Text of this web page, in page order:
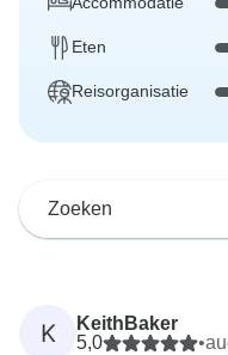
Eten
Reisorganisatie
K
KeithBaker
5,0
•